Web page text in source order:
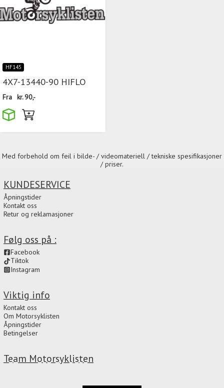
HF145
4X7-13440-90 HIFLO
Fra kr.90,-
Med forbehold om feil i bilde- / videomateriell / tekniske spesifikasjoner
/ priser.
Team Motorsyklisten
Viktig info
Kontakt oss
Om Motorsyklisten
Åpningstider
Betingelser
Følg oss på :
Facebook
Tiktok
Instagram
KUNDESERVICE
Åpningstider
Kontakt oss
Retur og reklamasjoner